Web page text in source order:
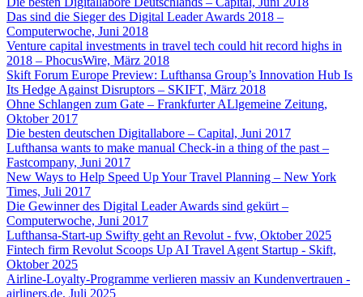
Das sind die Sieger des Digital Leader Awards 2018 –
Computerwoche, Juni 2018
Venture capital investments in travel tech could hit record highs in
2018 – PhocusWire, März 2018
Skift Forum Europe Preview: Lufthansa Group’s Innovation Hub Is
Its Hedge Against Disruptors – SKIFT, März 2018
Ohne Schlangen zum Gate – Frankfurter ALlgemeine Zeitung,
Oktober 2017
Die besten deutschen Digitallabore – Capital, Juni 2017
Lufthansa wants to make manual Check-in a thing of the past –
Fastcompany, Juni 2017
New Ways to Help Speed Up Your Travel Planning – New York
Times, Juli 2017
Die Gewinner des Digital Leader Awards sind gekürt –
Computerwoche, Juni 2017
Lufthansa-Start-up Swifty geht an Revolut - fvw, Oktober 2025
Fintech firm Revolut Scoops Up AI Travel Agent Startup - Skift,
Oktober 2025
Airline-Loyalty-Programme verlieren massiv an Kundenvertrauen -
airliners.de, Juli 2025